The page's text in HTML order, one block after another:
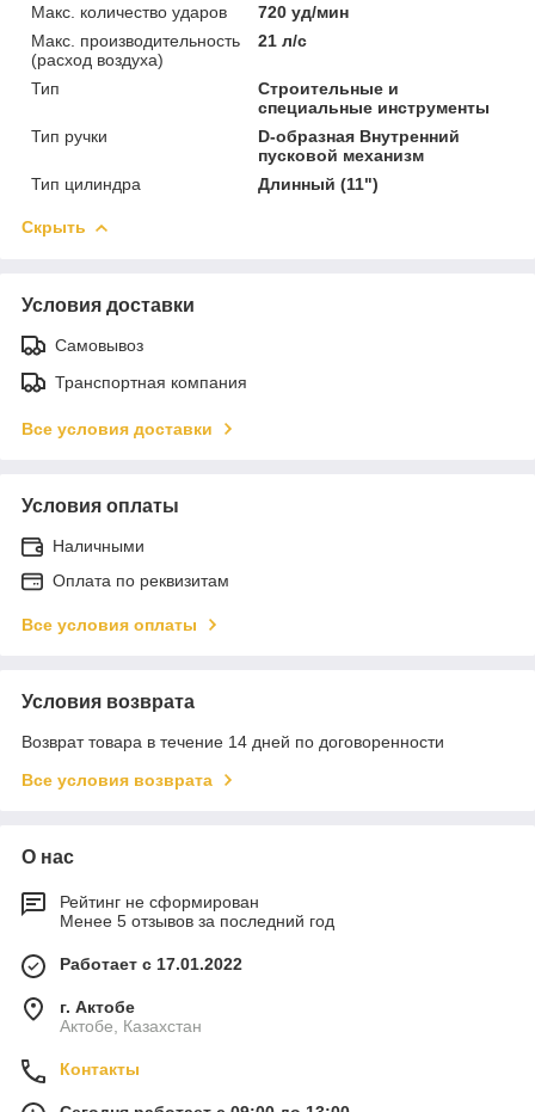
Макс. количество ударов
720 уд/мин
Макс. производительность
(расход воздуха)
21 л/с
Тип
Строительные и
специальные инструменты
Тип ручки
D-образная Внутренний
пусковой механизм
Тип цилиндра
Длинный (11")
Скрыть
Условия доставки
Самовывоз
Транспортная компания
Все условия доставки
Условия оплаты
Наличными
Оплата по реквизитам
Все условия оплаты
Условия возврата
Возврат товара в течение 14 дней по договоренности
Все условия возврата
О нас
Рейтинг не сформирован
Менее 5 отзывов за последний год
Работает с 17.01.2022
г. Актобе
Актобе, Казахстан
Контакты